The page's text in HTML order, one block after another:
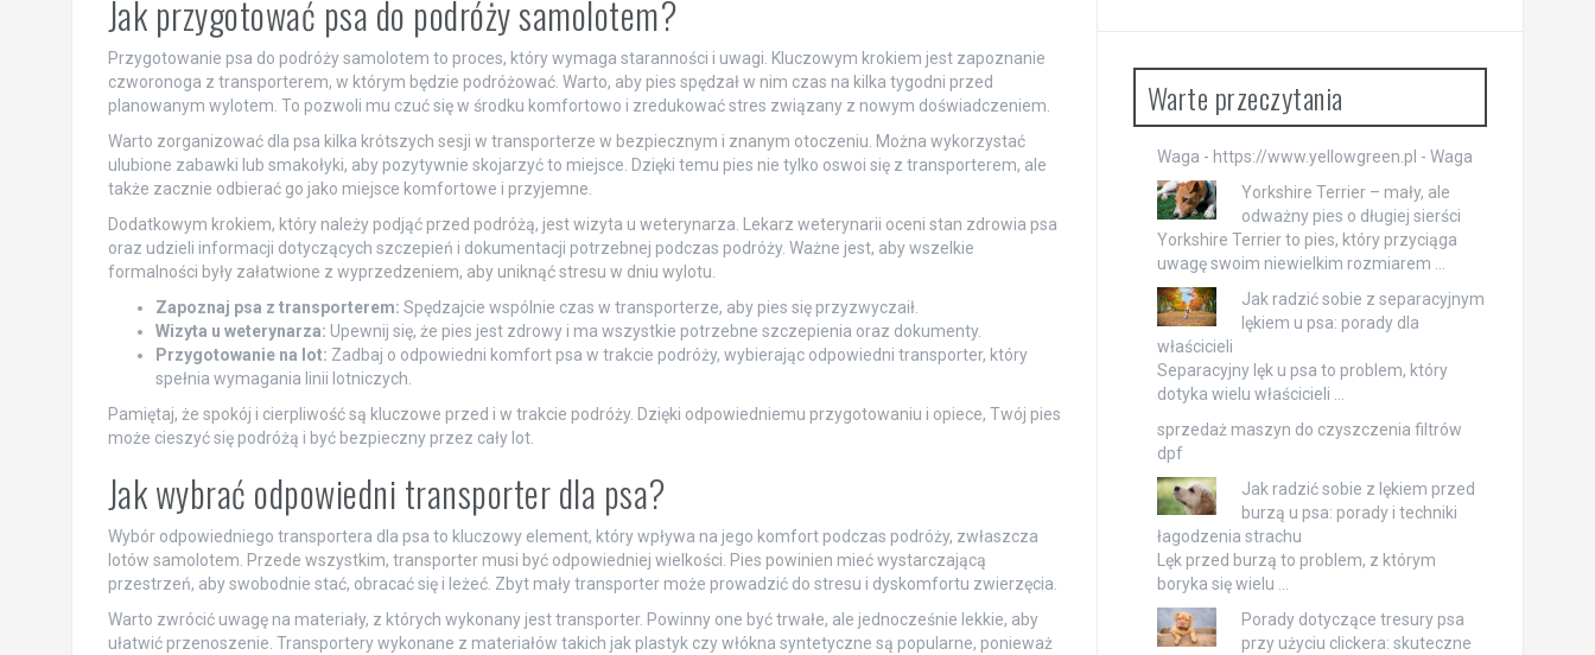
Jak przygotować psa do podróży samolotem?
Przygotowanie psa do podróży samolotem to proces, który wymaga staranności i uwagi. Kluczowym krokiem jest zapoznanie
czworonoga z transporterem, w którym będzie podróżować. Warto, aby pies spędzał w nim czas na kilka tygodni przed
planowanym wylotem. To pozwoli mu czuć się w środku komfortowo i zredukować stres związany z nowym doświadczeniem.
Warto zorganizować dla psa kilka krótszych sesji w transporterze w bezpiecznym i znanym otoczeniu. Można wykorzystać
ulubione zabawki lub smakołyki, aby pozytywnie skojarzyć to miejsce. Dzięki temu pies nie tylko oswoi się z transporterem, ale
także zacznie odbierać go jako miejsce komfortowe i przyjemne.
Dodatkowym krokiem, który należy podjąć przed podróżą, jest wizyta u weterynarza. Lekarz weterynarii oceni stan zdrowia psa
oraz udzieli informacji dotyczących szczepień i dokumentacji potrzebnej podczas podróży. Ważne jest, aby wszelkie
formalności były załatwione z wyprzedzeniem, aby uniknąć stresu w dniu wylotu.
Zapoznaj psa z transporterem: Spędzajcie wspólnie czas w transporterze, aby pies się przyzwyczaił.
Wizyta u weterynarza: Upewnij się, że pies jest zdrowy i ma wszystkie potrzebne szczepienia oraz dokumenty.
Przygotowanie na lot: Zadbaj o odpowiedni komfort psa w trakcie podróży, wybierając odpowiedni transporter, który
spełnia wymagania linii lotniczych.
Pamiętaj, że spokój i cierpliwość są kluczowe przed i w trakcie podróży. Dzięki odpowiedniemu przygotowaniu i opiece, Twój pies
może cieszyć się podróżą i być bezpieczny przez cały lot.
Jak wybrać odpowiedni transporter dla psa?
Wybór odpowiedniego transportera dla psa to kluczowy element, który wpływa na jego komfort podczas podróży, zwłaszcza
lotów samolotem. Przede wszystkim, transporter musi być odpowiedniej wielkości. Pies powinien mieć wystarczającą
przestrzeń, aby swobodnie stać, obracać się i leżeć. Zbyt mały transporter może prowadzić do stresu i dyskomfortu zwierzęcia.
Warto zwrócić uwagę na materiały, z których wykonany jest transporter. Powinny one być trwałe, ale jednocześnie lekkie, aby
ułatwić przenoszenie. Transportery wykonane z materiałów takich jak plastyk czy włókna syntetyczne są popularne, ponieważ
Warte przeczytania
Waga - https://www.yellowgreen.pl - Waga
Yorkshire Terrier – mały, ale
odważny pies o długiej sierści
Yorkshire Terrier to pies, który przyciąga
uwagę swoim niewielkim rozmiarem …
Jak radzić sobie z separacyjnym
lękiem u psa: porady dla
właścicieli
Separacyjny lęk u psa to problem, który
dotyka wielu właścicieli …
sprzedaż maszyn do czyszczenia filtrów
dpf
Jak radzić sobie z lękiem przed
burzą u psa: porady i techniki
łagodzenia strachu
Lęk przed burzą to problem, z którym
boryka się wielu …
Porady dotyczące tresury psa
przy użyciu clickera: skuteczne